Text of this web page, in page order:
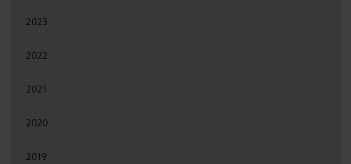
2023
2022
2021
2020
2019